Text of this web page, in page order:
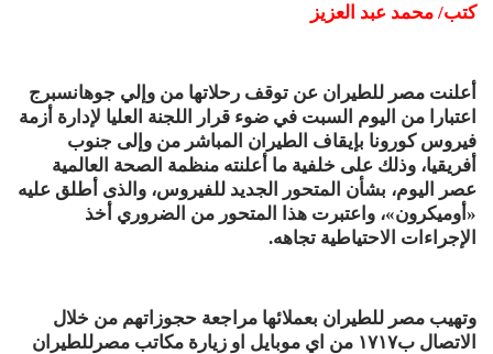
كتب/ محمد عبد العزيز
أعلنت مصر للطيران عن توقف رحلاتها من وإلي جوهانسبرج
اعتبارا من اليوم السبت في ضوء قرار اللجنة العليا لإدارة أزمة
فيروس كورونا بإيقاف الطيران المباشر من وإلى جنوب
أفريقيا، وذلك على خلفية ما أعلنته منظمة الصحة العالمية
عصر اليوم، بشأن المتحور الجديد للفيروس، والذى أطلق عليه
«أوميكرون»، واعتبرت هذا المتحور من الضروري أخذ
الإجراءات الاحتياطية تجاهه.
وتهيب مصر للطيران بعملائها مراجعة حجوزاتهم من خلال
الاتصال ب١٧١٧ من اي موبايل او زيارة مكاتب مصرللطيران